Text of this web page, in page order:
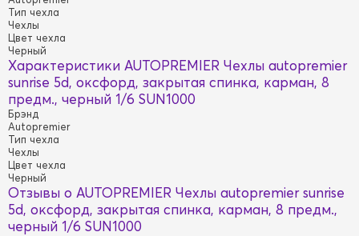
Тип чехла
Чехлы
Цвет чехла
Черный
Характеристики AUTOPREMIER Чехлы autopremier
sunrise 5d, оксфорд, закрытая спинка, карман, 8
предм., черный 1/6 SUN1000
Брэнд
Autopremier
Тип чехла
Чехлы
Цвет чехла
Черный
Отзывы о AUTOPREMIER Чехлы autopremier sunrise
5d, оксфорд, закрытая спинка, карман, 8 предм.,
черный 1/6 SUN1000